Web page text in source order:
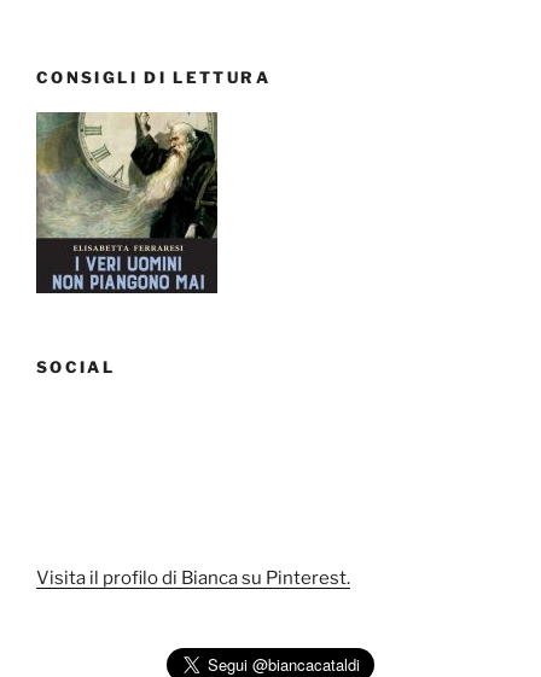
CONSIGLI DI LETTURA
SOCIAL
Visita il profilo di Bianca su Pinterest.